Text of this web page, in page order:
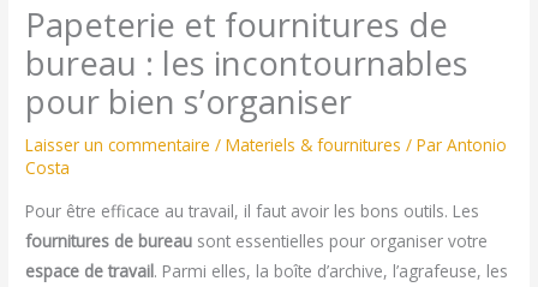
Papeterie et fournitures de
bureau : les incontournables
pour bien s’organiser
Laisser un commentaire /Materiels & fournitures / ParAntonio
Costa
Pour être efficace au travail, il faut avoir les bons outils. Les
fournitures de bureau sont essentielles pour organiser votre
espace de travail. Parmi elles, la boîte d’archive, l’agrafeuse, les